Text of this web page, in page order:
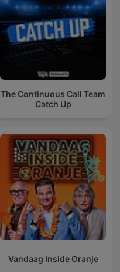
The Continuous Call Team
Catch Up
Vandaag Inside Oranje